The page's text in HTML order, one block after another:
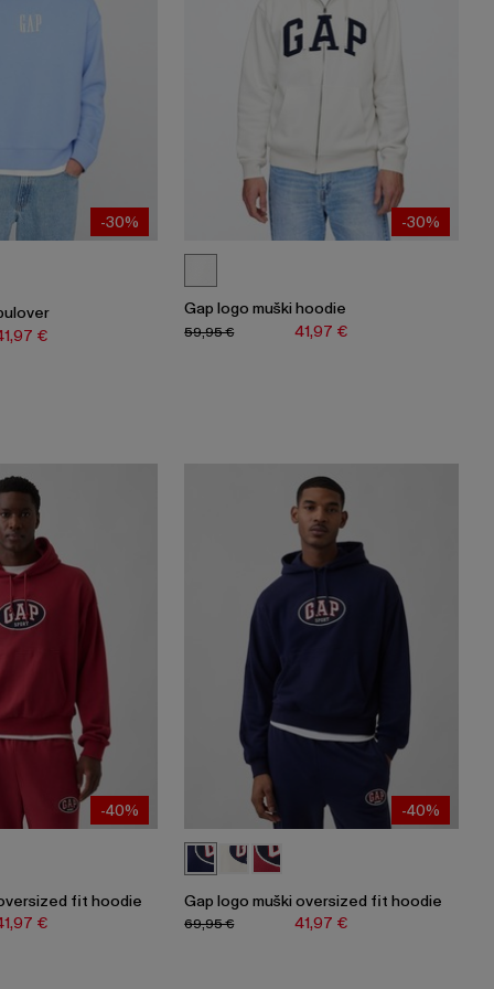
-30%
€
-30%
Gap logo muški hoodie
41,97 €
59,95 €
-40%
fit hoodie
€
-40%
Gap logo muški oversized fit hoodie
41,97 €
69,95 €